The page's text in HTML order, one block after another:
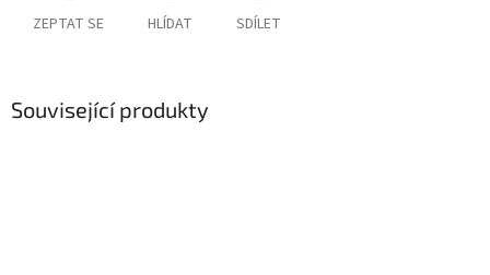
ZEPTAT SE HLÍDAT SDÍLET
Související produkty